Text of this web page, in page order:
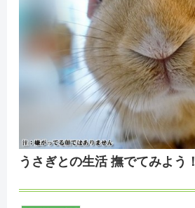
うさぎとの生活 撫でてみよう！